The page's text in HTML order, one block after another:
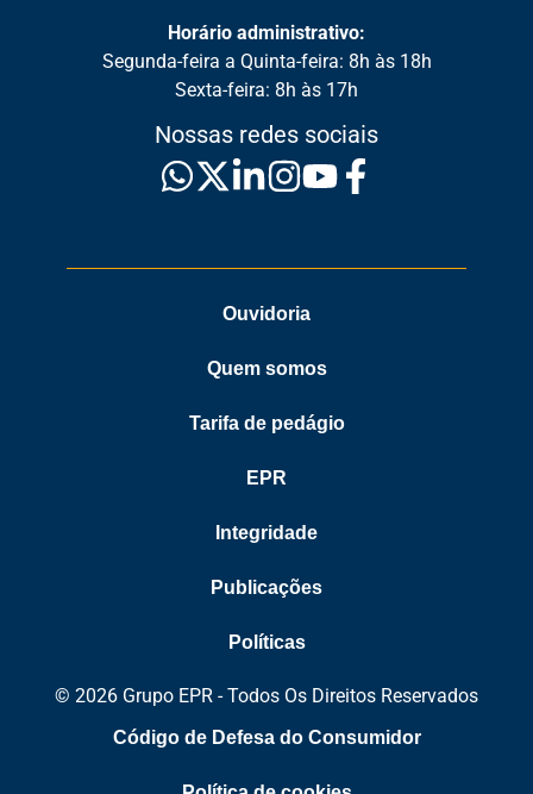
Horário administrativo:
Segunda-feira a Quinta-feira: 8h às 18h
Sexta-feira: 8h às 17h
Nossas redes sociais
Ouvidoria
Quem somos
Tarifa de pedágio
EPR
Integridade
Publicações
Políticas
© 2026 Grupo EPR - Todos Os Direitos Reservados
Código de Defesa do Consumidor